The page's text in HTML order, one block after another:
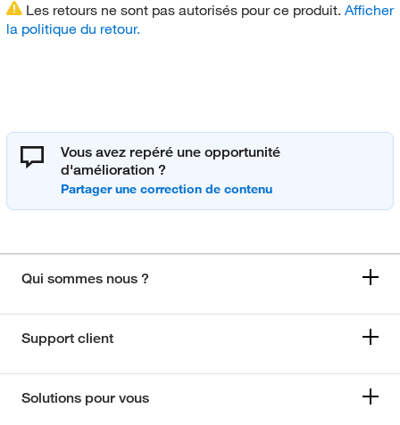
Les retours ne sont pas autorisés pour ce produit. Afficher
la politique du retour.
Vous avez repéré une opportunité
d'amélioration ?
Qui sommes nous ?
Support client
Solutions pour vous